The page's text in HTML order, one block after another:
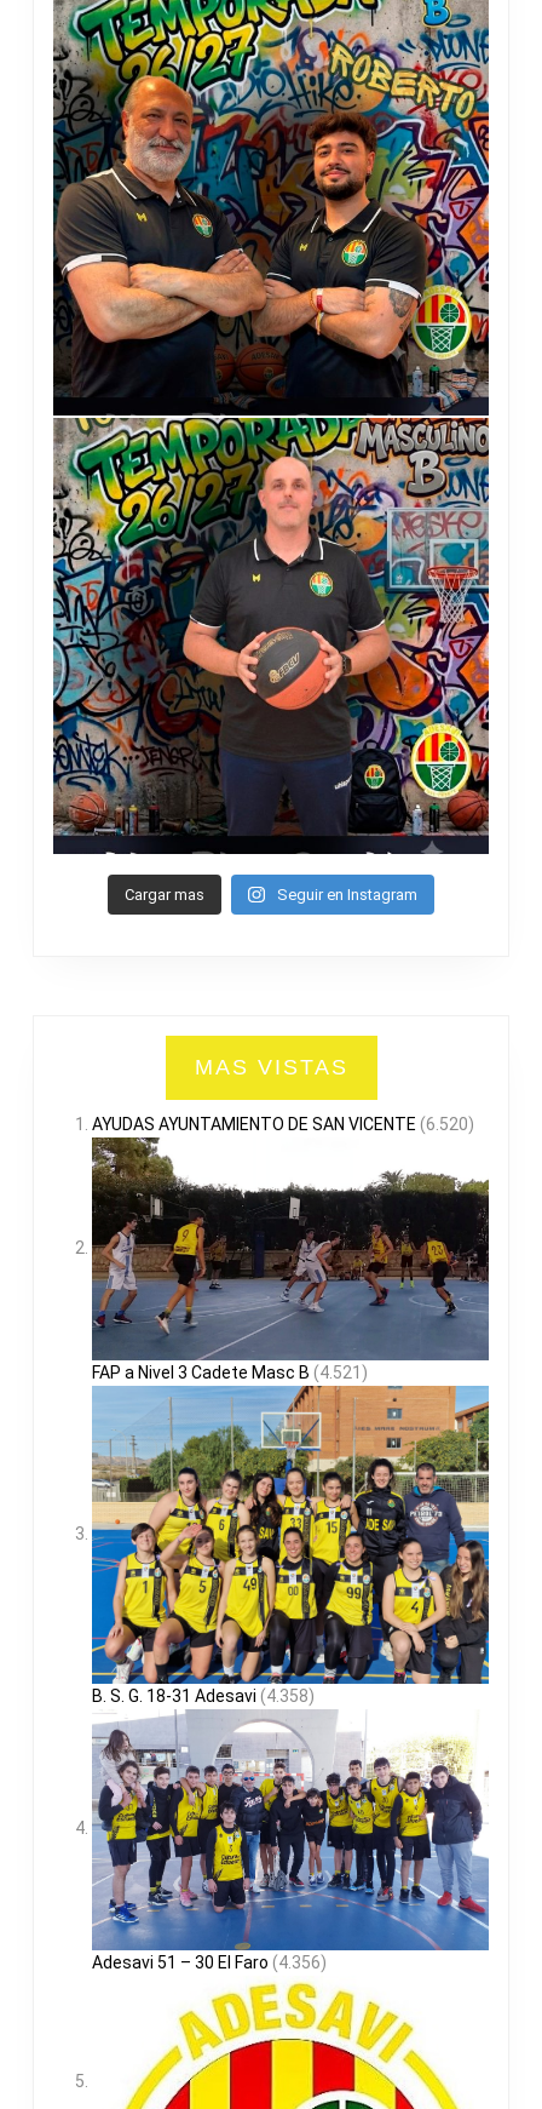
Cargar mas Seguir en Instagram
MAS VISTAS
AYUDAS AYUNTAMIENTO DE SAN VICENTE (6.520)
FAP a Nivel 3 Cadete Masc B (4.521)
B. S. G. 18-31 Adesavi (4.358)
Adesavi 51 – 30 El Faro (4.356)